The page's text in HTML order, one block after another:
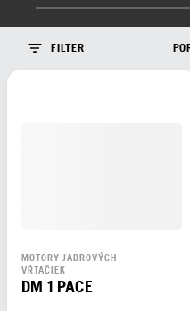
FILTER
MOTORY JADROVÝCH
VŔTAČIEK
DM 1 PACE